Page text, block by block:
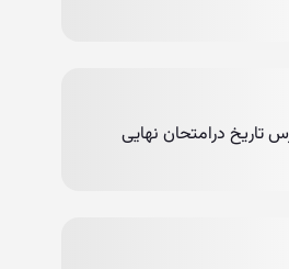
تاریخ درامتحان نهایی